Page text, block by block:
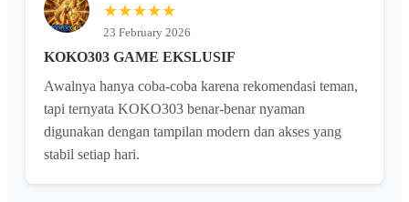
★★★★★
23 February 2026
KOKO303 GAME EKSLUSIF
Awalnya hanya coba-coba karena rekomendasi teman,
tapi ternyata KOKO303 benar-benar nyaman
digunakan dengan tampilan modern dan akses yang
stabil setiap hari.